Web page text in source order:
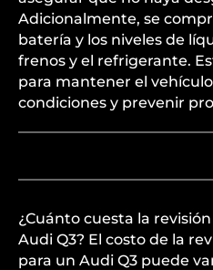
Adicionalmente, se
batería y los niveles de
frenos y el refrigerante.
para mantener el
condiciones y prevenir
¿Cuánto cuesta la
Audi Q3? El costo de la
para un Audi Q3 puede